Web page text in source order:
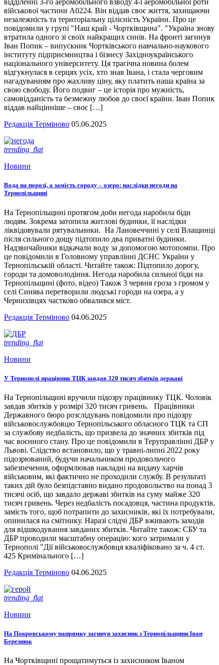
відділенні 3-го аеромобільного взводу 4-ї аеромобільної роти
військової частини А0224. Він віддав своє життя, захищаючи
незалежність та територіальну цілісність України. Про це
повідомили у групі "Наш край - Чортківщина". "Україна знову
втратила одного зі своїх найкращих синів. На фронті загинув
Іван Попик – випускник Чортківського навчально-наукового
інституту підприємництва і бізнесу Західноукраїнського
національного університету. Ця трагічна новина болем
відгукнулася в серцях усіх, хто знав Івана, і стала черговим
нагадуванням про жахливу ціну, яку платить наша країна за
свою свободу. Його подвиг – це історія про мужність,
самовідданість та безмежну любов до своєї країни. Іван Попик
віддав найцінніше – своє […]
Редакція Терміново 05.06.2025
trending_flat
Новини
Вода на порозі, а замість городу – озеро: наслідки негоди на
Тернопільщині
На Тернопільщині протягом доби негода наробила біди
людям. Зокрема затопила житлові будинки, її наслідки
ліквідовували рятувальники. На Лановеччині у селі Влащинці
після сильного дощу підтопило два приватні будинки.
Надзвичайники відкачали воду за допомогою мотопомпи. Про
це повідомили в Головному управлінні ДСНС України у
Тернопільській області. Читайте також: Підтопило дорогу,
городи та домоволодіння. Негода наробила сильної біди на
Тернопільщині (фото, відео) Також 3 червня гроза з громом у
селі Синява перетворили людські городи на озера, а у
Чернихівцях частково обвалився міст.
Редакція Терміново 04.06.2025
trending_flat
Новини
У Тернополі працівник ТЦК завдав 320 тисяч збитків державі
На Тернопільщині вручили підозру працівнику ТЦК. Чоловік
завдав збитків у розмірі 320 тисяч гривень. Працівники
Державного бюро розслідувань повідомили про підозру
військовослужбовцю Тернопільського обласного ТЦК та СП
за службову недбалість, що призвела до значних збитків під
час воєнного стану. Про це повідомили в Теруправлінні ДБР у
Львові. Слідство встановило, що у травні-липні 2022 року
підозрюваний, будучи начальником продовольчого
забезпечення, оформлював накладні на видачу харчів
військовим, які фактично не проходили службу. В результаті
таких дій було безпідставно видано продовольство на понад 3
тисячі осіб, що завдало державі збитків на суму майже 320
тисяч гривень. Через недбалість посадовця, частина продуктів,
замість того, щоб потрапити до захисників, які їх потребували,
опинилася на смітнику. Наразі слідчі ДБР вживають заходів
для відшкодування завданих збитків. Читайте також: СБУ та
ДБР проводили масштабну операцію: кого затримали у
Тернополі "Дії військовослужбовця кваліфіковано за ч. 4 ст.
425 Кримінального […]
Редакція Терміново 04.06.2025
trending_flat
Новини
На Покровському напрямку загинув захисник з Тернопільщини Іван
Березнюк
На Чортківщині прощатимуться із захисником Іваном